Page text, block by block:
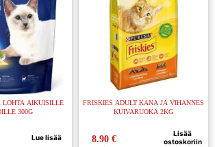
LOHTA AIKUISILLE
300G
Lue lisää
FRISKIES ADULT KANA JA VIHANNES
KUIVARUOKA 2KG
8.90€
Lisää
ostoskoriin